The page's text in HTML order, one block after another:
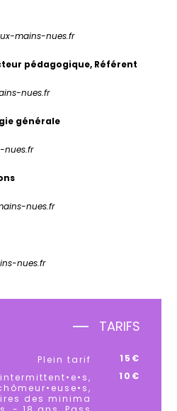
mains-nues.fr
pédagogique, Référent
nues.fr
générale
nues.fr
nues.fr
nues.fr
TARIFS
Plein tarif
15€
des minima
10€